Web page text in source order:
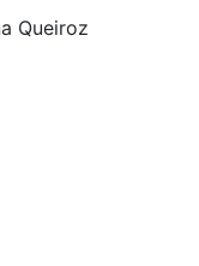
Queiroz